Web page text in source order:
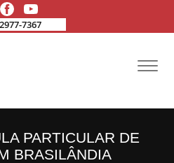
7367
PARTICULAR DE
BRASILÂNDIA